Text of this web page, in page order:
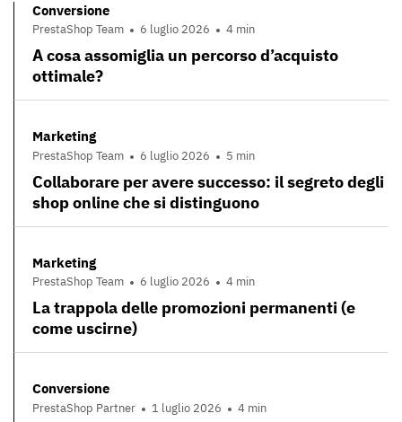
Conversione
PrestaShop Team 6 luglio 2026 4 min
A cosa assomiglia un percorso d’acquisto
ottimale?
Marketing
PrestaShop Team 6 luglio 2026 5 min
Collaborare per avere successo: il segreto degli
shop online che si distinguono
Marketing
PrestaShop Team 6 luglio 2026 4 min
La trappola delle promozioni permanenti (e
come uscirne)
Conversione
PrestaShop Partner 1 luglio 2026 4 min